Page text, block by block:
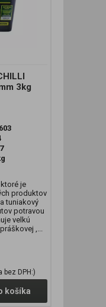
3kg
7
je
produktov
tuniakový
potravou
velkú
,...
bez DPH:)
košíka